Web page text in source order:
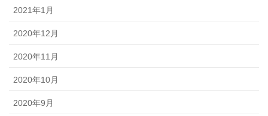
2021年1月
2020年12月
2020年11月
2020年10月
2020年9月